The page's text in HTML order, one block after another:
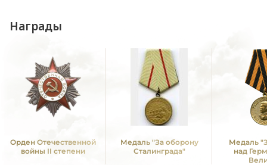
Награды
Орден Отечественной
войны II степени
Медаль "За оборону
Сталинграда"
Медаль
над